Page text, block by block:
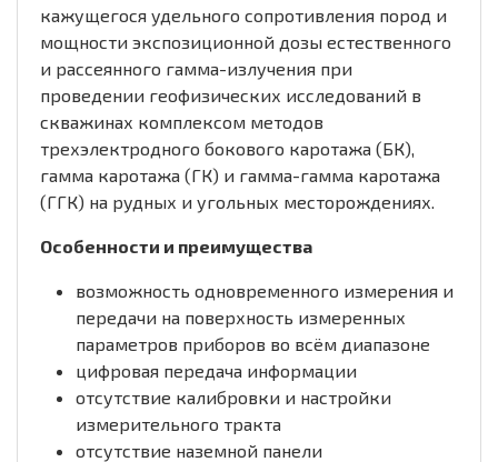
кажущегося удельного сопротивления пород и
мощности экспозиционной дозы естественного
и рассеянного гамма-излучения при
проведении геофизических исследований в
скважинах комплексом методов
трехэлектродного бокового каротажа (БК),
гамма каротажа (ГК) и гамма-гамма каротажа
(ГГК) на рудных и угольных месторождениях.
Особенности и преимущества
возможность одновременного измерения и
передачи на поверхность измеренных
параметров приборов во всём диапазоне
цифровая передача информации
отсутствие калибровки и настройки
измерительного тракта
отсутствие наземной панели